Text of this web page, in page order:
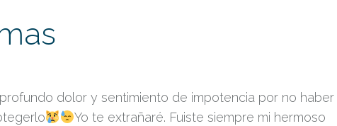
dolor y sentimiento de impotencia por no haber
Yo te extrañaré. Fuiste siempre mi hermoso